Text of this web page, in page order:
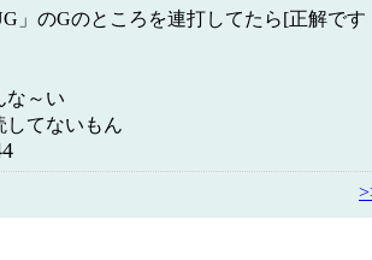
」のGのところを連打してたら[正解で
な～い
してないもん